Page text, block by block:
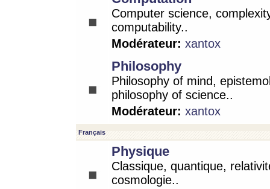
Computer science,
computability..
Modérateur: xantox
Philosophy
Philosophy of mind,
philosophy of science..
Modérateur: xantox
Français
Physique
Classique, quantique,
cosmologie..